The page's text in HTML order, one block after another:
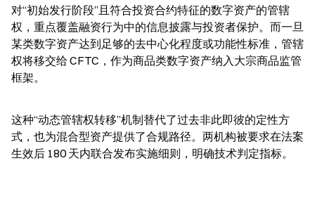
对“初始发行阶段”且符合投资合约特征的数字资产的管辖
权，重点覆盖融资行为中的信息披露与投资者保护。而一旦
某类数字资产达到足够的去中心化程度或功能性标准，管辖
权将移交给 CFTC，作为商品类数字资产纳入大宗商品监管
框架。
这种“动态管辖权转移”机制替代了过去非此即彼的定性方
式，也为混合型资产提供了合规路径。两机构被要求在法案
生效后 180 天内联合发布实施细则，明确技术判定指标。